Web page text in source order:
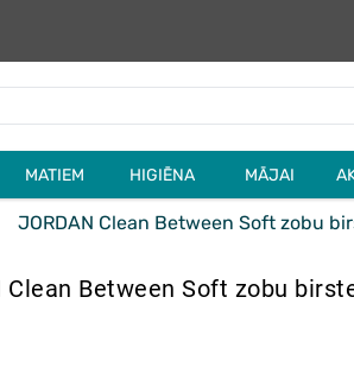
MATIEM HIGIĒNA MĀJAI
JORDAN Clean Between Soft zobu
Clean Between Soft zobu